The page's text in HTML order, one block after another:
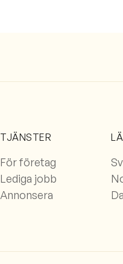
TJÄNSTER
För företag
Lediga jobb
Annonsera